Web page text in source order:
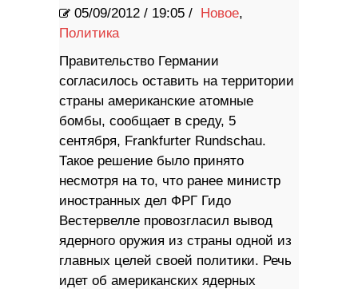
05/09/2012 / 19:05 / Новое,
Политика
Правительство Германии
согласилось оставить на территории
страны американские атомные
бомбы, сообщает в среду, 5
сентября, Frankfurter Rundschau.
Такое решение было принято
несмотря на то, что ранее министр
иностранных дел ФРГ Гидо
Вестервелле провозгласил вывод
ядерного оружия из страны одной из
главных целей своей политики. Речь
идет об американских ядерных